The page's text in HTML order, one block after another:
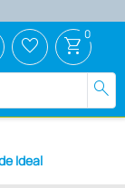
search
favorite_border shopping_cart 0
Ideal